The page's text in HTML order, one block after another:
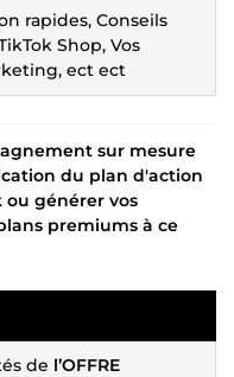
rapides, Conseils
Shop, Vos
ect ect
sur mesure
du plan d'action
générer vos
premiums à ce
de l’OFFRE